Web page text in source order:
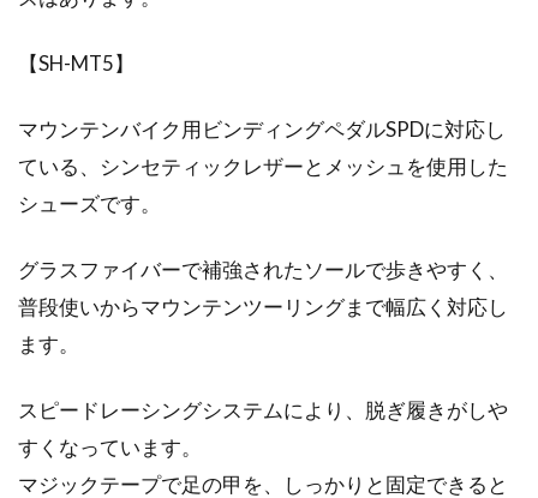
【SH-MT5】
マウンテンバイク用ビンディングペダルSPDに対応し
ている、シンセティックレザーとメッシュを使用した
シューズです。
グラスファイバーで補強されたソールで歩きやすく、
普段使いからマウンテンツーリングまで幅広く対応し
ます。
スピードレーシングシステムにより、脱ぎ履きがしや
すくなっています。
マジックテープで足の甲を、しっかりと固定できると